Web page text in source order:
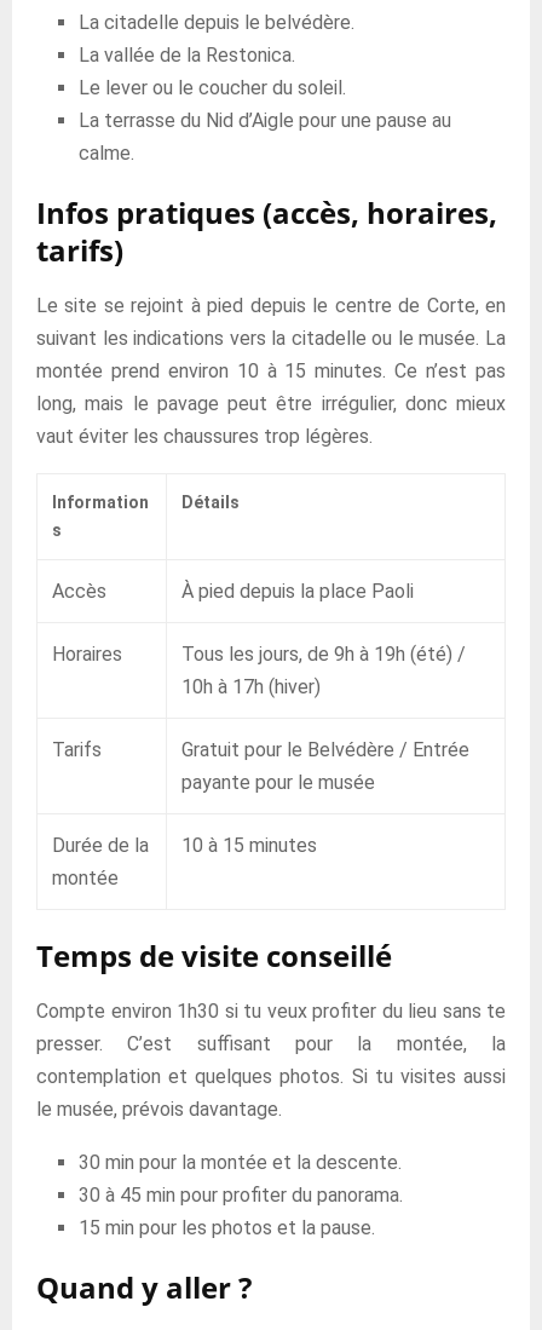
La citadelle depuis le belvédère.
La vallée de la Restonica.
Le lever ou le coucher du soleil.
La terrasse du Nid d’Aigle pour une pause au
calme.
Infos pratiques (accès, horaires,
tarifs)
Le site se rejoint à pied depuis le centre de Corte, en
suivant les indications vers la citadelle ou le musée. La
montée prend environ 10 à 15 minutes. Ce n’est pas
long, mais le pavage peut être irrégulier, donc mieux
vaut éviter les chaussures trop légères.
Information
s
Détails
Accès À pied depuis la place Paoli
Horaires
Tous les jours, de 9h à 19h (été) /
10h à 17h (hiver)
Tarifs
Gratuit pour le Belvédère / Entrée
payante pour le musée
Durée de la
montée
10 à 15 minutes
Temps de visite conseillé
Compte environ 1h30 si tu veux profiter du lieu sans te
presser. C’est suffisant pour la montée, la
contemplation et quelques photos. Si tu visites aussi
le musée, prévois davantage.
30 min pour la montée et la descente.
30 à 45 min pour profiter du panorama.
15 min pour les photos et la pause.
Quand y aller ?